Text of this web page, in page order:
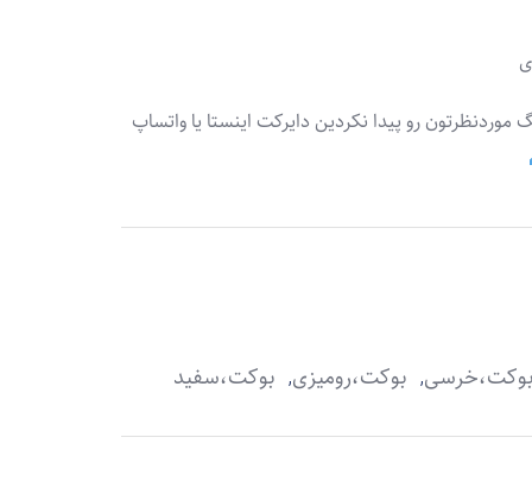
موردنظرتون رو پیدا نکردین دایرکت اینستا یا واتساپ
بوکت،خرسی, بوکت،رومیزی, بوکت،سفید